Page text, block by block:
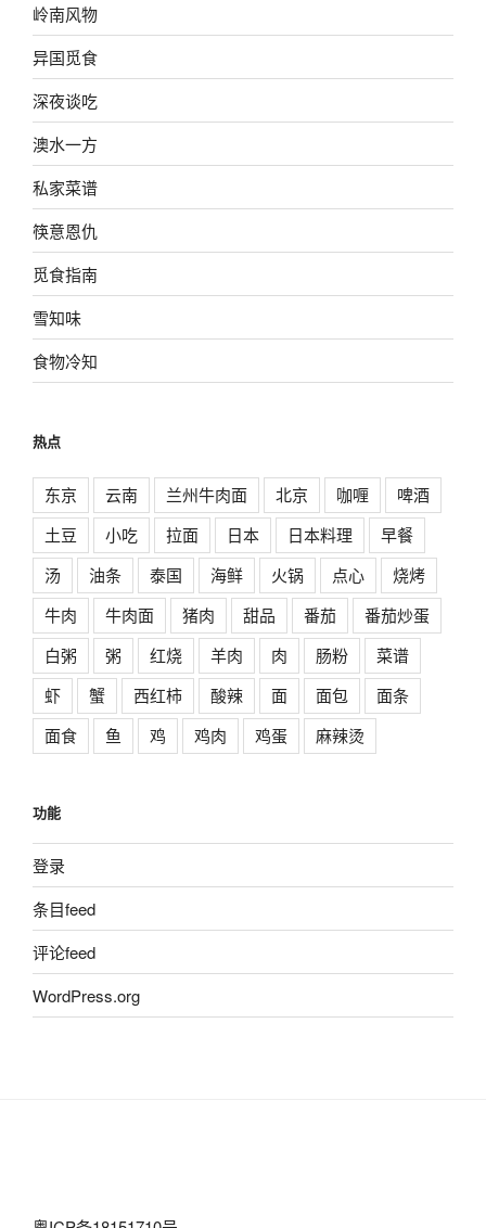
岭南风物
异国觅食
深夜谈吃
澳水一方
私家菜谱
筷意恩仇
觅食指南
雪知味
食物冷知
热点
东京 云南 兰州牛肉面 北京 咖喱
啤酒
土豆
小吃 拉面 日本 日本料理
早餐
汤
油条 泰国 海鲜 火锅 点心
烧烤
牛肉
牛肉面 猪肉 甜品 番茄
番茄炒蛋
白粥
粥 红烧 羊肉 肉 肠粉
菜谱
虾
蟹 西红柿 酸辣 面 面包
面条
面食
鱼 鸡 鸡肉 鸡蛋 麻辣烫
功能
登录
条目feed
评论feed
WordPress.org